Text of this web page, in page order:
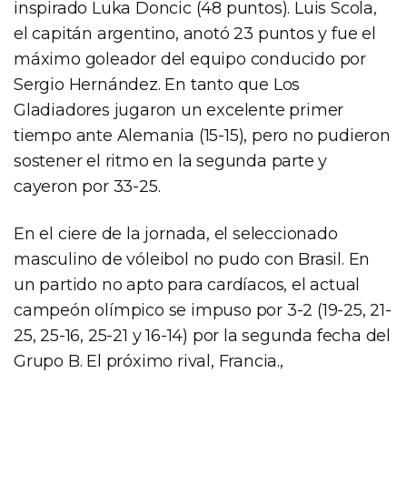
inspirado Luka Doncic (48 puntos). Luis Scola,
el capitán argentino, anotó 23 puntos y fue el
máximo goleador del equipo conducido por
Sergio Hernández. En tanto que Los
Gladiadores jugaron un excelente primer
tiempo ante Alemania (15-15), pero no pudieron
sostener el ritmo en la segunda parte y
cayeron por 33-25.
En el ciere de la jornada, el seleccionado
masculino de vóleibol no pudo con Brasil. En
un partido no apto para cardíacos, el actual
campeón olímpico se impuso por 3-2 (19-25, 21-
25, 25-16, 25-21 y 16-14) por la segunda fecha del
Grupo B. El próximo rival, Francia.,